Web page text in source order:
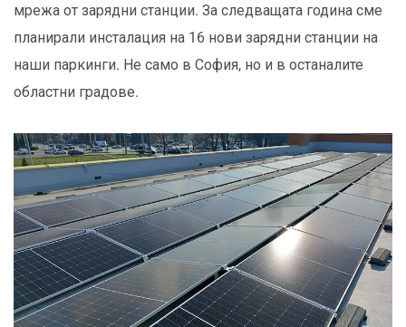
мрежа от зарядни станции. За следващата година сме
планирали инсталация на 16 нови зарядни станции на
наши паркинги. Не само в София, но и в останалите
областни градове.